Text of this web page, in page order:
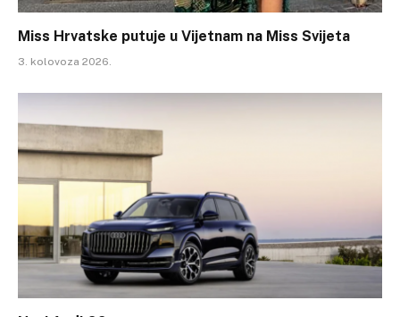
Miss Hrvatske putuje u Vijetnam na Miss Svijeta
3. kolovoza 2026.